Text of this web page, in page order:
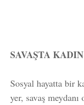
SAVAŞTA KADIN
Sosyal hayatta bir
yer, savaş